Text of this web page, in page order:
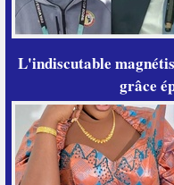
L'indiscutable
grâce